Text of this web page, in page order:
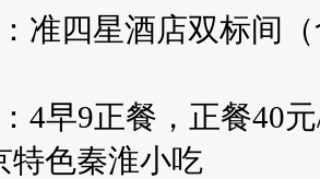
准四星酒店双标间
4早9正餐，正餐40
特色秦淮小吃